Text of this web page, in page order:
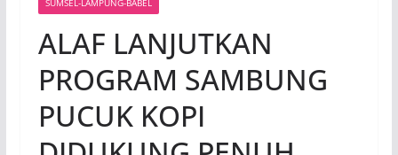
SUMSEL-LAMPUNG-BABEL
ALAF LANJUTKAN
PROGRAM SAMBUNG
PUCUK KOPI